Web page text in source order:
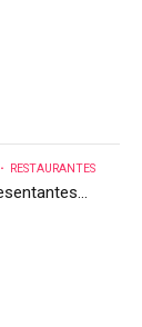
RESTAURANTES